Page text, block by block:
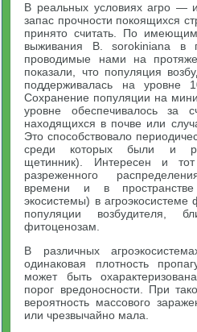
В реальных условиях агро — и
запас прочности покоящихся
принято считать. По
выживания В. sorokiniana в
проводимые нами на
показали, что популяция
поддерживалась на уровне
Сохранение популяции на
уровне обеспечивалось за
находящихся в почве или
Это способствовало
среди которых были и
щетинник). Интересен и
разреженного
времени и в пространстве
экосистемы) в агроэкосистеме
популяции возбудителя,
фитоценозам.
В различных
одинаковая плотность
может быть
порог вредоносности. При
вероятность массового
или чрезвычайно мала.